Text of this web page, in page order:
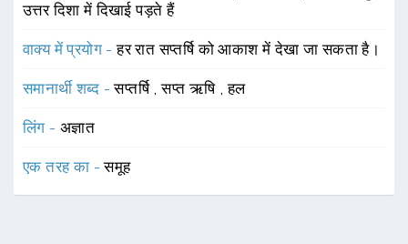
उत्तर दिशा में दिखाई पड़ते हैं
वाक्य में प्रयोग -हर रात सप्तर्षि को आकाश में देखा जा सकता है।
समानार्थी शब्द -सप्तर्षि ,सप्त ऋषि ,हल
लिंग - अज्ञात
एक तरह का -समूह